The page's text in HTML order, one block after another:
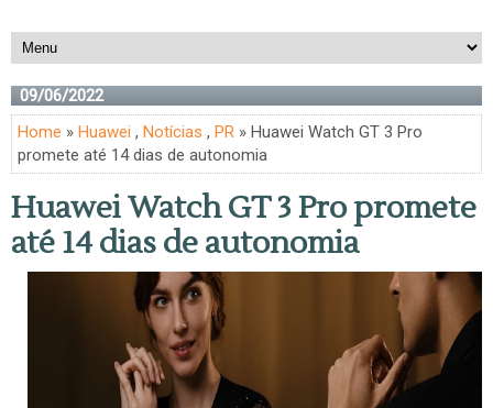
09/06/2022
Home » Huawei , Notícias , PR » Huawei Watch GT 3 Pro
promete até 14 dias de autonomia
Huawei Watch GT 3 Pro promete
até 14 dias de autonomia